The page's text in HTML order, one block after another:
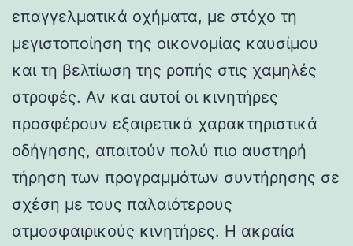
επαγγελματικά οχήματα, με στόχο τη
μεγιστοποίηση της οικονομίας καυσίμου
και τη βελτίωση της ροπής στις χαμηλές
στροφές. Αν και αυτοί οι κινητήρες
προσφέρουν εξαιρετικά χαρακτηριστικά
οδήγησης, απαιτούν πολύ πιο αυστηρή
τήρηση των προγραμμάτων συντήρησης σε
σχέση με τους παλαιότερους
ατμοσφαιρικούς κινητήρες. Η ακραία